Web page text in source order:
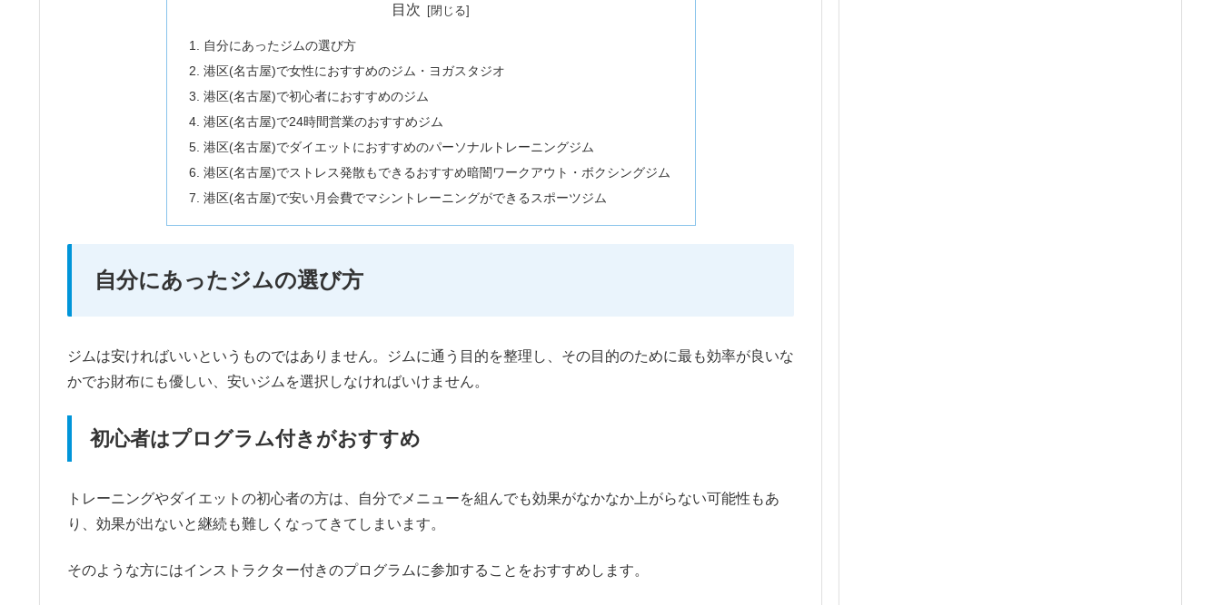
目次
自分にあったジムの選び方
港区(名古屋)で女性におすすめのジム・ヨガスタジオ
港区(名古屋)で初心者におすすめのジム
港区(名古屋)で24時間営業のおすすめジム
港区(名古屋)でダイエットにおすすめのパーソナルトレーニングジム
港区(名古屋)でストレス発散もできるおすすめ暗闇ワークアウト・ボクシングジム
港区(名古屋)で安い月会費でマシントレーニングができるスポーツジム
自分にあったジムの選び方
ジムは安ければいいというものではありません。ジムに通う目的を整理し、その目的のために最も効率が良いな
かでお財布にも優しい、安いジムを選択しなければいけません。
初心者はプログラム付きがおすすめ
トレーニングやダイエットの初心者の方は、自分でメニューを組んでも効果がなかなか上がらない可能性もあ
り、効果が出ないと継続も難しくなってきてしまいます。
そのような方にはインストラクター付きのプログラムに参加することをおすすめします。